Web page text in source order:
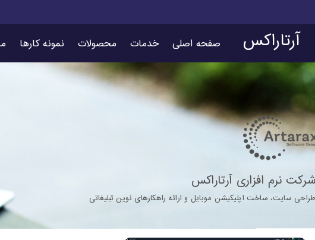
آرتاراکس صفحه اصلی خدمات محصولات نمونه کارها
نرم افزاری آرتاراکس
سایت، ساخت اپلیکیشن موبایل و ارائه راهکارهای نوین تبلیغاتی